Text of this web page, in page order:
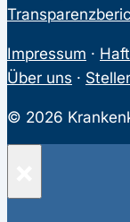
Impressum ·
Über uns ·
© 2026